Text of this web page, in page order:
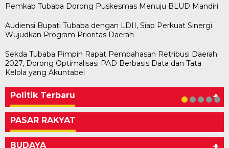
Pemkab Tubaba Dorong Puskesmas Menuju BLUD Mandiri
Audiensi Bupati Tubaba dengan LDII, Siap Perkuat Sinergi
Wujudkan Program Prioritas Daerah
Sekda Tubaba Pimpin Rapat Pembahasan Retribusi Daerah
2027, Dorong Optimalisasi PAD Berbasis Data dan Tata
Kelola yang Akuntabel
Politik Terbaru +
Bawaslu Tegaskan Sikap Siap Bersinergi
Di KABAR AKTUAL, POLITIK
Usai Musda, DPD Golkar Tulang Bawang Gelar
Di POLITIK | Mei 11, 2026
M. Aris Pratama Hanan Resmi ‘Nakhodai’ DPD II
Di POLITIK | Mei 1, 2026
Herman HN Lantik Budi Yohanda sebagai
Di POLITIK | Januari 29, 2026
Bupati Tubaba Hadiri Pelantikan Pengurus DPD
Di POLITIK | Januari 28, 2026
PASAR RAKYAT
BUDAYA